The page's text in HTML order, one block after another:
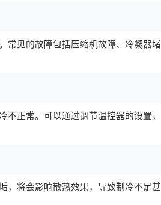
常见的故障包括压缩机故障、冷凝器堵
正常。可以通过调节温控器的设置，
，将会影响散热效果，导致制冷不足甚